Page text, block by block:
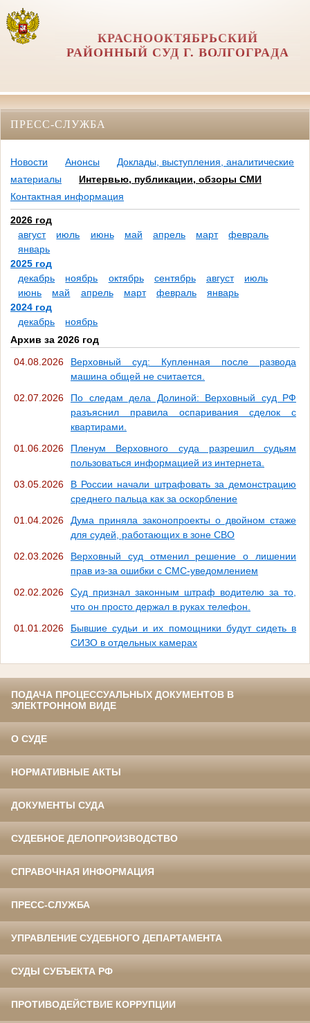
КРАСНООКТЯБРЬСКИЙ
РАЙОННЫЙ СУД Г. ВОЛГОГРАДА
ПРЕСС-СЛУЖБА
Новости Анонсы
Доклады, выступления, аналитические
материалы
Интервью, публикации, обзоры СМИ
Контактная информация
2026 год
август
июль июнь май апрель март
февраль
январь
2025 год
декабрь
ноябрь октябрь сентябрь август
июль
июнь
май апрель март февраль
январь
2024 год
декабрь
ноябрь
Архив за 2026 год
04.08.2026
Верховный суд: Купленная после развода
машина общей не считается.
02.07.2026
По следам дела Долиной: Верховный суд РФ
разъяснил правила оспаривания сделок с
квартирами.
01.06.2026
Пленум Верховного суда разрешил судьям
пользоваться информацией из интернета.
03.05.2026
В России начали штрафовать за демонстрацию
среднего пальца как за оскорбление
01.04.2026
Дума приняла законопроекты о двойном стаже
для судей, работающих в зоне СВО
02.03.2026
Верховный суд отменил решение о лишении
прав из-за ошибки с СМС-уведомлением
02.02.2026
Суд признал законным штраф водителю за то,
что он просто держал в руках телефон.
01.01.2026
Бывшие судьи и их помощники будут сидеть в
СИЗО в отдельных камерах
ПОДАЧА ПРОЦЕССУАЛЬНЫХ ДОКУМЕНТОВ В
ЭЛЕКТРОННОМ ВИДЕ
О СУДЕ
НОРМАТИВНЫЕ АКТЫ
ДОКУМЕНТЫ СУДА
СУДЕБНОЕ ДЕЛОПРОИЗВОДСТВО
СПРАВОЧНАЯ ИНФОРМАЦИЯ
ПРЕСС-СЛУЖБА
УПРАВЛЕНИЕ СУДЕБНОГО ДЕПАРТАМЕНТА
СУДЫ СУБЪЕКТА РФ
ПРОТИВОДЕЙСТВИЕ КОРРУПЦИИ